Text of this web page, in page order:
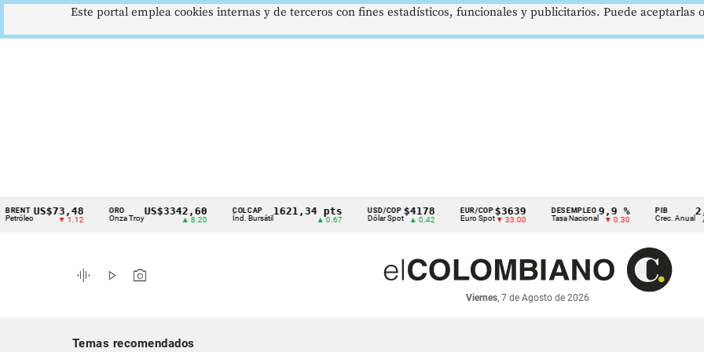
Cintillo
indicadores
económicos
▼ 1.12
ORO
Onza Troy
US$3342,60 COLCAP
Índ. Bursátil
1621,34 pts USD/COP
Dólar Spot
$4178
▲ 0.42
EUR/COP
Euro Spot
$3639
▼ 33.00
DESEMPLEO
Tasa Nacional
9,9 %
▼ 0.30
PIB
Crec. Anual
2,8 %
▲ 0.10
graphic_eq play_arrow photo_camera
Viernes, 7 de Agosto de 2026
Temas recomendados
Este portal emplea cookies internas y de terceros con fines estadísticos, funcionales y publicitarios. Puede aceptarlas